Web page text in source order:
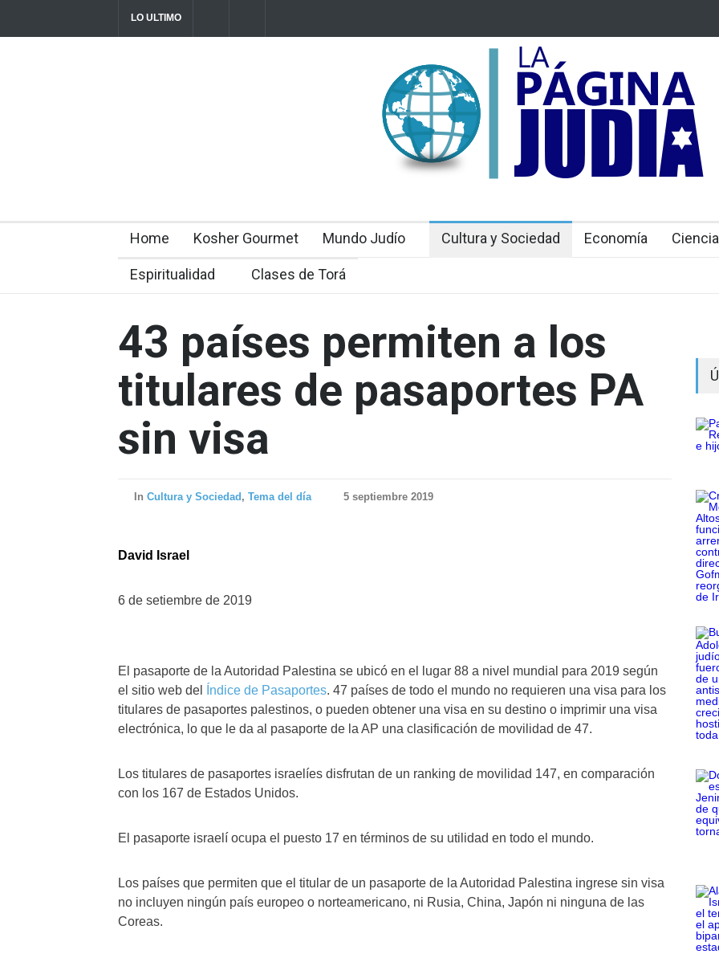
LO ULTIMO
Crisis en el Mossad: Altos funcionarios arremeten contra el
director Roman Gofman por la reorganización de Irán
toda Europa
Home Kosher Gourmet Mundo Judío Cultura y Sociedad Economía
Espiritualidad Clases de Torá
43 países permiten a los
titulares de pasaportes PA
sin visa
In Cultura y Sociedad , Tema del día 5 septiembre 2019
David Israel
6 de setiembre de 2019
El pasaporte de la Autoridad Palestina se ubicó en el lugar 88 a nivel mundial para 2019 según
el sitio web del
Índice de Pasaportes. 47 países de todo el mundo no requieren una visa para los
titulares de pasaportes palestinos, o pueden obtener una visa en su destino o imprimir una visa
electrónica, lo que le da al pasaporte de la AP una clasificación de movilidad de 47.
Los titulares de pasaportes israelíes disfrutan de un ranking de movilidad 147, en comparación
con los 167 de Estados Unidos.
El pasaporte israelí ocupa el puesto 17 en términos de su utilidad en todo el mundo.
Los países que permiten que el titular de un pasaporte de la Autoridad Palestina ingrese sin visa
no incluyen ningún país europeo o norteamericano, ni Rusia, China, Japón ni ninguna de las
Coreas.